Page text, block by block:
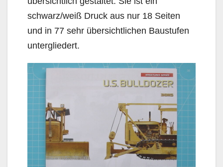
schwarz/weiß Druck aus nur 18 Seiten
und in 77 sehr übersichtlichen Baustufen
untergliedert.